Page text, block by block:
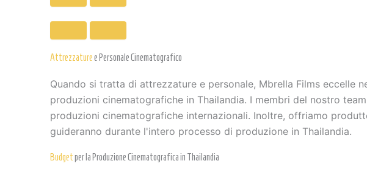
Attrezzaturee Personale Cinematografico
Quando si tratta di attrezzature e personale, Mbrella Films
produzioni cinematografiche in Thailandia. I membri del nostro
produzioni cinematografiche internazionali. Inoltre, offriamo
guideranno durante l'intero processo di produzione in Thailandia.
Budgetper la Produzione Cinematografica in Thailandia